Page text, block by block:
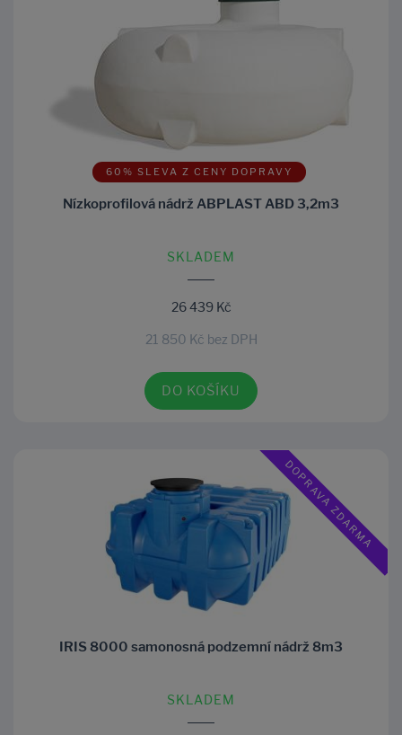
60% SLEVA Z CENY DOPRAVY
Nízkoprofilová nádrž ABPLAST ABD 3,2m3
SKLADEM
26 439 Kč
21 850 Kč bez DPH
DO KOŠÍKU
DOPRAVA ZDARMA
IRIS 8000 samonosná podzemní nádrž 8m3
SKLADEM